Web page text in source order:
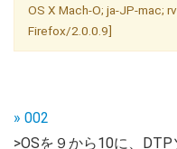
OS X Mach-O; ja-JP-mac;
Firefox/2.0.0.9]
» 002
>OSを９から10に、